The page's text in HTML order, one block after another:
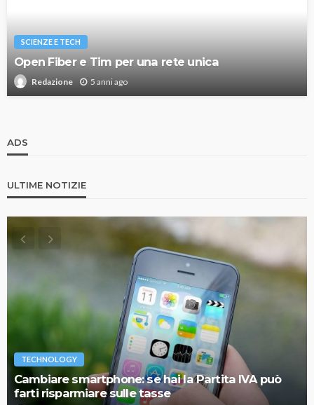
SCIENZE E TECH
Open Fiber e Tim per una rete unica
Redazione 5 anni ago
ADS
ULTIME NOTIZIE
TECHNOLOGY
Cambiare smartphone: se hai la Partita IVA può
farti risparmiare sulle tasse